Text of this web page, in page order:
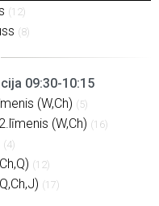
(12)
(8)
09:30-10:15
(W,Ch) (5)
(W,Ch) (16)
(4)
(12)
(17)